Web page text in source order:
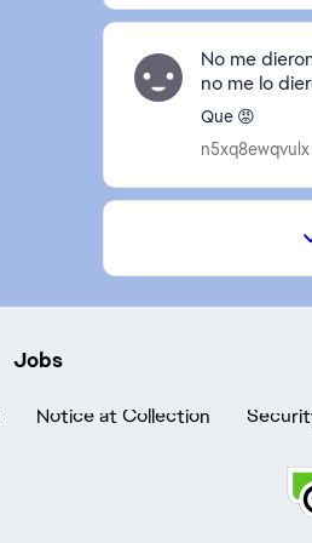
No me
no me lo
Que 😡
n5xq8ewqvulx
Jobs
Notice at Collection